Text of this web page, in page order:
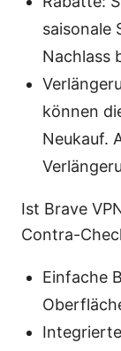
saisonale
Nachlass
können
Neukauf.
Ist Brave
Contra-
Einfache